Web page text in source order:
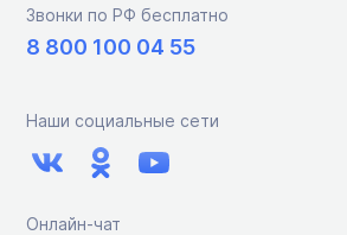
Звонки по РФ бесплатно
8 800 100 04 55
Наши социальные сети
Онлайн-чат